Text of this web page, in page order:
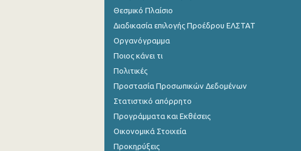
Θεσμικό Πλαίσιο
Διαδικασία επιλογής Προέδρου ΕΛΣΤΑΤ
Οργανόγραμμα
Ποιος κάνει τι
Πολιτικές
Προστασία Προσωπικών Δεδομένων
Στατιστικό απόρρητο
Προγράμματα και Εκθέσεις
Οικονομικά Στοιχεία
Προκηρύξεις